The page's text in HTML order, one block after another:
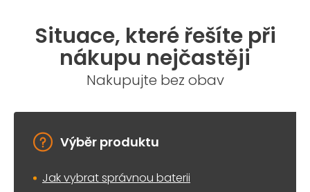
Situace, které řešíte při
nákupu nejčastěji
Nakupujte bez obav
Výběr produktu
Jak vybrat správnou baterii